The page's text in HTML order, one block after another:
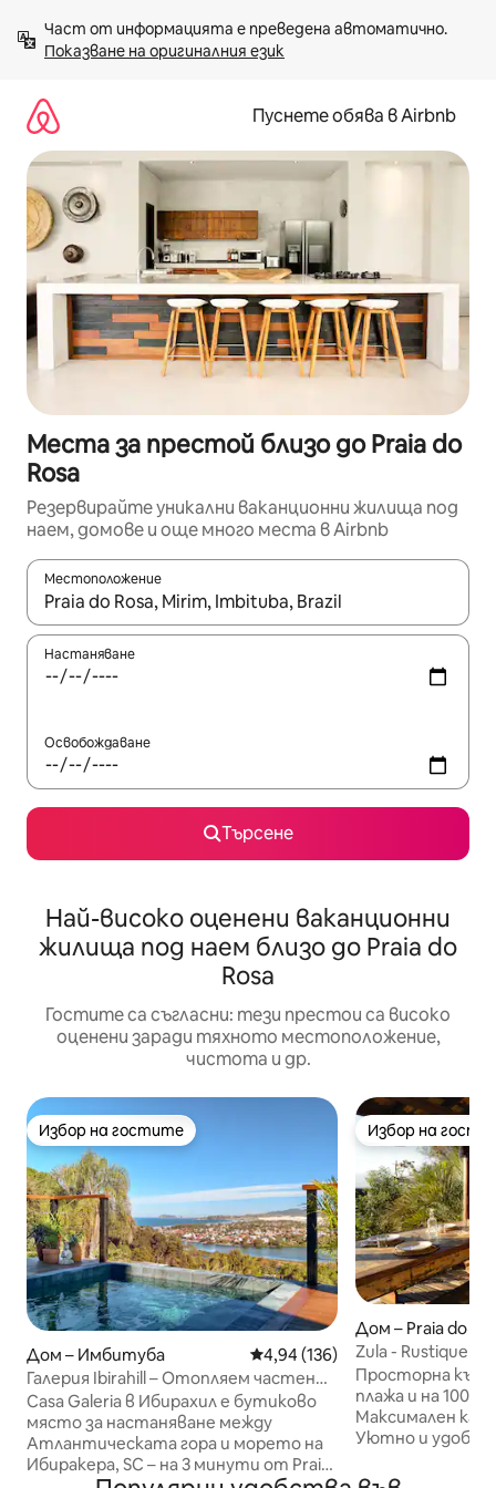
към
съдържанието
Показване на оригиналния език
Пуснете обява в Airbnb
Места за престой близо до Praia do
Rosa
Резервирайте уникални ваканционни жилища под
наем, домове и още много места в Airbnb
Местоположение
Когато резултатите се покажат, използвайте
Настаняване
Освобождаване
Търсене
Най-високо оценени ваканционни
жилища под наем близо до Praia do
Rosa
Гостите са съгласни: тези престои са високо
оценени заради тяхното местоположение,
чистота и др.
Избор на гостите
Избор на гостите
Дом – Имбитуба Средна оценка: 4,94 от 5,
4,94 (136)
Галерия Ibirahill – Отопляем частен
басезон
Casa Galeria в Ибирахил е бутиково
място за настаняване между
Атлантическата гора и морето на
Ибиракера, SC – на 3 минути от Praia
Избор на
Избор на
Дом – Praia do
Zula - Rustique
и града.
Просторна
плажа и на 100
Максимален
Уютно и
Панорамна